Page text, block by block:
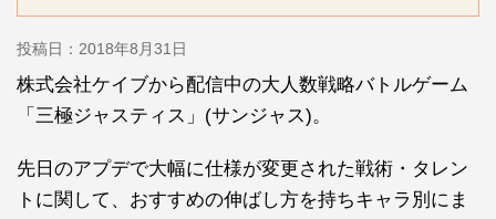
投稿日： 2018年8月31日
株式会社ケイブから配信中の大人数戦略バトルゲーム
「三極ジャスティス」(サンジャス)。
先日のアプデで大幅に仕様が変更された戦術・タレン
トに関して、おすすめの伸ばし方を持ちキャラ別にま